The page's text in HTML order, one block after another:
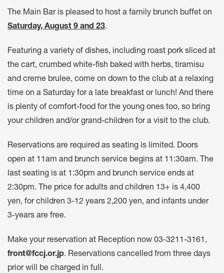
The Main Bar is pleased to host a family brunch buffet on
Saturday, August 9 and 23.
Featuring a variety of dishes, including roast pork sliced at
the cart, crumbed white-fish baked with herbs, tiramisu
and creme brulee, come on down to the club at a relaxing
time on a Saturday for a late breakfast or lunch! And there
is plenty of comfort-food for the young ones too, so bring
your children and/or grand-children for a visit to the club.
Reservations are required as seating is limited. Doors
open at 11am and brunch service begins at 11:30am. The
last seating is at 1:30pm and brunch service ends at
2:30pm. The price for adults and children 13+ is 4,400
yen, for children 3-12 years 2,200 yen, and infants under
3-years are free.
Make your reservation at Reception now 03-3211-3161 ,
front@fccj.or.jp. Reservations cancelled from three days
prior will be charged in full.